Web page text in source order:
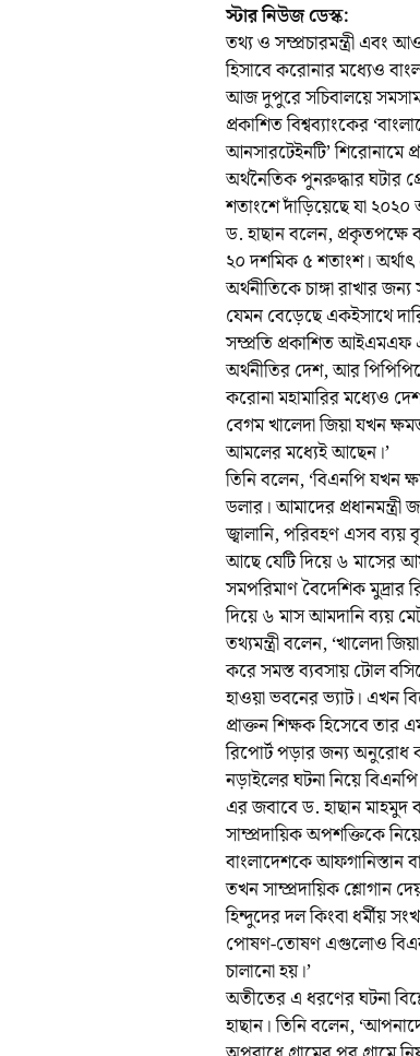
স্টার নিউজ ডেস্ক:
তথ্য ও সম্প্রচারমন্ত্রী এবং
হিসাবে করোনার মধ্যেও
আজ দুপুরে সচিবালয়ে
প্রকাশিত বিশ্বব্যাংকের
আনসারটেইনটি’ শিরোনামে
অর্থনৈতিক পুনরুদ্ধার ঘটার
শতাংশে দাঁড়িয়েছে যা
ড. হাছান বলেন, প্রকৃতপক্ষে
২০ দশমিক ৫ শতাংশ।
অর্থনীতিকে চাঙ্গা রাখার
যেমন বেড়েছে একইসাথে
সম্প্রতি প্রকাশিত আইএমএফ
অর্থনীতির দেশ, আর
করোনা মহামারির মধ্যেও
বেগম খালেদা জিয়া যখন
আমলের মধ্যেই আছেন।’
তিনি বলেন, ‘বিএনপি যখন
ডলার। আমাদের প্রধানমন্ত্রী
জ্বালানি, পরিবহণ এসব ব্যয়
আছে যেটি দিয়ে ৬ মাসের
সমপরিমাণ বৈদেশিক মুদ্রার
দিয়ে ৬ মাস আমদানি ব্যয়
তথ্যমন্ত্রী বলেন, ‘খালেদা
করে সমস্ত ব্যবসায় টোল
হাওয়া ভবনের ভ্যাট। এখন
প্রাক্তন শিক্ষক হিসেবে
রিপোর্ট পড়ার জন্য অনুরোধ
নড়াইলের ঘটনা নিয়ে
এর জবাবে ড. হাছান মাহমুদ
সাম্প্রদায়িক অপশক্তিকে
বাংলাদেশকে আফগানিস্তান
তখন সাম্প্রদায়িক শ্লোগান
হিন্দুদের দল কিংবা ধর্মীয়
পোষণ-তোষণ এগুলোও
চালানো হয়।’
অতীতের এ ধরণের ঘটনা
হাছান। তিনি বলেন,